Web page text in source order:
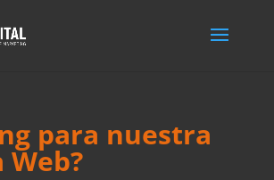
para nuestra
Web?